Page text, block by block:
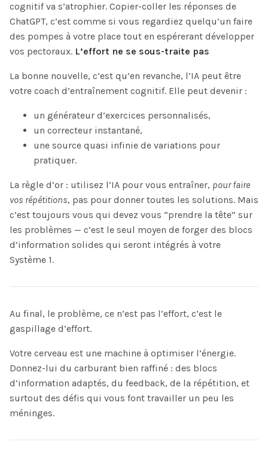
cognitif va s’atrophier. Copier-coller les réponses de
ChatGPT, c’est comme si vous regardiez quelqu’un faire
des pompes à votre place tout en espérerant développer
vos pectoraux. L’effort ne se sous-traite pas
La bonne nouvelle, c’est qu’en revanche, l’IA peut être
votre coach d’entraînement cognitif. Elle peut devenir :
un générateur d’exercices personnalisés,
un correcteur instantané,
une source quasi infinie de variations pour
pratiquer.
La règle d’or : utilisez l’IA pour vous entraîner, pour faire
vos répétitions, pas pour donner toutes les solutions. Mais
c’est toujours vous qui devez vous “prendre la tête” sur
les problèmes — c’est le seul moyen de forger des blocs
d’information solides qui seront intégrés à votre
Système 1.
Au final, le problème, ce n’est pas l’effort, c’est le
gaspillage d’effort.
Votre cerveau est une machine à optimiser l’énergie.
Donnez-lui du carburant bien raffiné : des blocs
d’information adaptés, du feedback, de la répétition, et
surtout des défis qui vous font travailler un peu les
méninges.